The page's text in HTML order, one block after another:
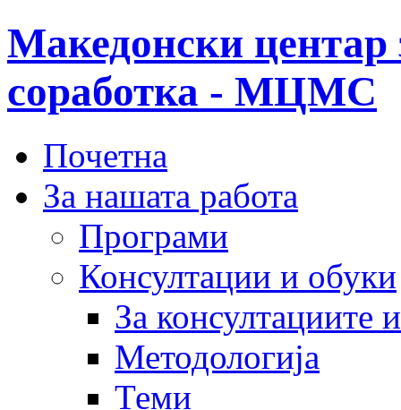
Македонски центар
соработка - МЦМС
Почетна
За нашата работа
Програми
Консултации и обуки
За консултациите
Методологија
Теми